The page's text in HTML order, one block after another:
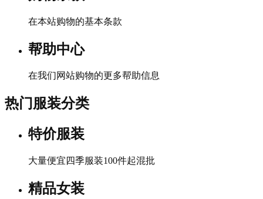
在本站购物的基本条款
帮助中心
在我们网站购物的更多帮助信息
热门服装分类
特价服装
大量便宜四季服装100件起混批
精品女装